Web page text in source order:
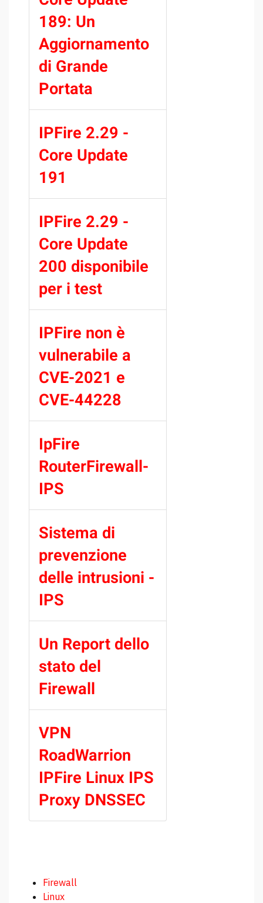
189: Un
Aggiornamento
di Grande
Portata
IPFire 2.29 -
Core Update
191
IPFire 2.29 -
Core Update
200 disponibile
per i test
IPFire non è
vulnerabile a
CVE-2021 e
CVE-44228
IpFire
RouterFirewall-
IPS
Sistema di
prevenzione
delle intrusioni -
IPS
Un Report dello
stato del
Firewall
VPN
RoadWarrion
IPFire Linux IPS
Proxy DNSSEC
Firewall
Linux